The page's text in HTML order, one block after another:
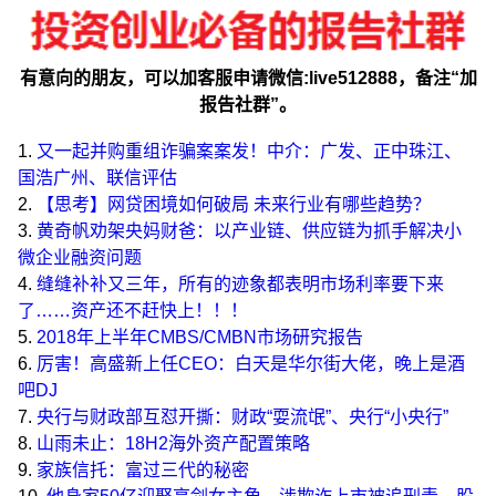
有意向的朋友，可以加客服申请微信:live512888，备注“加
报告社群”。
1. 又一起并购重组诈骗案案发！中介：广发、正中珠江、
国浩广州、联信评估
2. 【思考】网贷困境如何破局 未来行业有哪些趋势？
3. 黄奇帆劝架央妈财爸：以产业链、供应链为抓手解决小
微企业融资问题
4. 缝缝补补又三年，所有的迹象都表明市场利率要下来
了……资产还不赶快上！！！
5. 2018年上半年CMBS/CMBN市场研究报告
6. 厉害！高盛新上任CEO：白天是华尔街大佬，晚上是酒
吧DJ
7. 央行与财政部互怼开撕：财政“耍流氓”、央行“小央行”
8. 山雨未止：18H2海外资产配置策略
9. 家族信托：富过三代的秘密